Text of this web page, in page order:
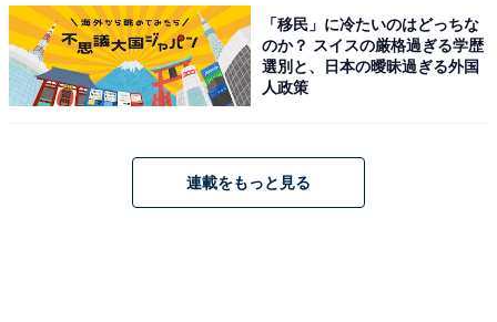
「移民」に冷たいのはどっちな
のか？ スイスの厳格過ぎる学歴
選別と、日本の曖昧過ぎる外国
人政策
連載をもっと見る